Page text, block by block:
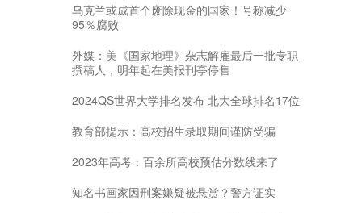
乌克兰或成首个废除现金的国家！号称减少
95％腐败
外媒：美《国家地理》杂志解雇最后一批专职
撰稿人，明年起在美报刊亭停售
2024QS世界大学排名发布 北大全球排名17位
教育部提示：高校招生录取期间谨防受骗
2023年高考：百余所高校预估分数线来了
知名书画家因刑案嫌疑被悬赏？警方证实